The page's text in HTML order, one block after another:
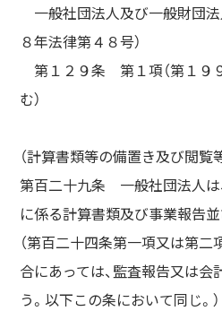
一般社団法人及び一般財団法
８年法律第４８号）
第１２９条 第１項（第１９
む）
（計算書類等の備置き及び閲覧
第百二十九条 一般社団法人は
に係る計算書類及び事業報告
（第百二十四条第一項又は第二
合にあっては、監査報告又は会
う。以下この条において同じ。）